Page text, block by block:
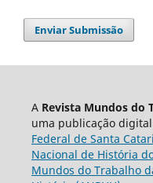
Enviar Submissão
A Revista Mundos do
uma publicação
Federal de Santa
Nacional de História
Mundos do Trabalho